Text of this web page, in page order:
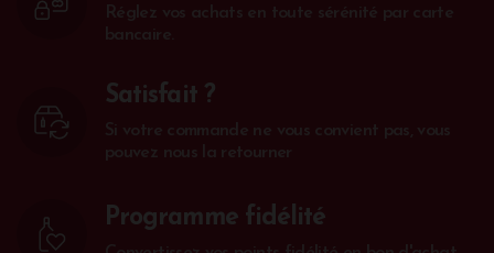
Satisfait ?
Programme fidélité